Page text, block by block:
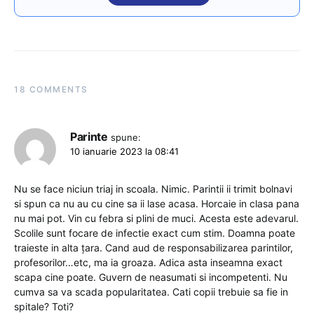
18 COMMENTS
Parinte spune:
10 ianuarie 2023 la 08:41
Nu se face niciun triaj in scoala. Nimic. Parintii ii trimit bolnavi
si spun ca nu au cu cine sa ii lase acasa. Horcaie in clasa pana
nu mai pot. Vin cu febra si plini de muci. Acesta este adevarul.
Scolile sunt focare de infectie exact cum stim. Doamna poate
traieste in alta țara. Cand aud de responsabilizarea parintilor,
profesorilor…etc, ma ia groaza. Adica asta inseamna exact
scapa cine poate. Guvern de neasumati si incompetenti. Nu
cumva sa va scada popularitatea. Cati copii trebuie sa fie in
spitale? Toti?